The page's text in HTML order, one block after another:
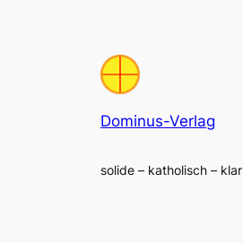
Dominus-Verlag
solide – katholisch – klar